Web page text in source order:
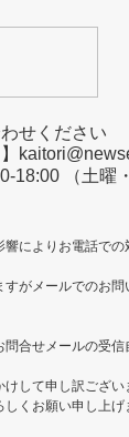
せください
】
18:00 （土曜
によりお電話で
がメールでのお
合せメールの受
して申し訳ござい
くお願い申し上げ